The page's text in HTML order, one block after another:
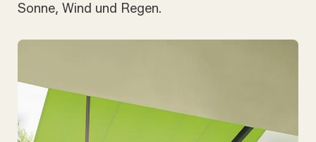
Sonne, Wind und Regen.